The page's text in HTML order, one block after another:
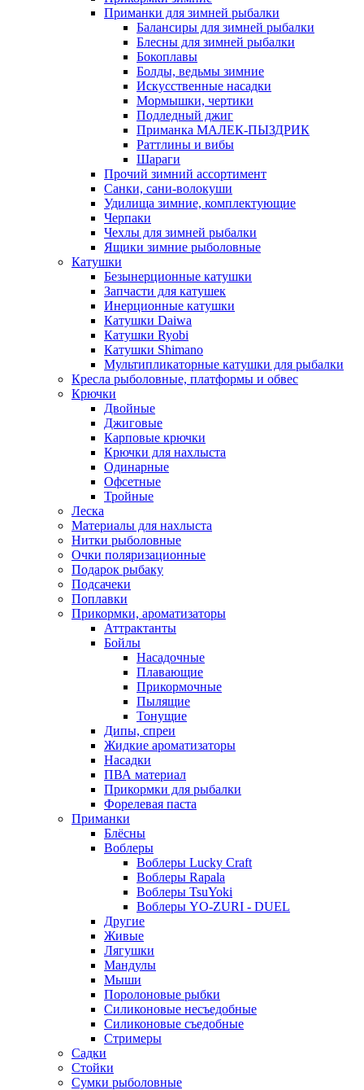
Приманки для зимней рыбалки
Балансиры для зимней рыбалки
Блесны для зимней рыбалки
Бокоплавы
Болды, ведьмы зимние
Искусственные насадки
Мормышки, чертики
Подледный джиг
Приманка МАЛЕК-ПЫЗДРИК
Раттлины и вибы
Шараги
Прочий зимний ассортимент
Санки, сани-волокуши
Удилища зимние, комплектующие
Черпаки
Чехлы для зимней рыбалки
Ящики зимние рыболовные
Катушки
Безынерционные катушки
Запчасти для катушек
Инерционные катушки
Катушки Daiwa
Катушки Ryobi
Катушки Shimano
Мультипликаторные катушки для рыбалки
Кресла рыболовные, платформы и обвес
Крючки
Двойные
Джиговые
Карповые крючки
Крючки для нахлыста
Одинарные
Офсетные
Тройные
Леска
Материалы для нахлыста
Нитки рыболовные
Очки поляризационные
Подарок рыбаку
Подсачеки
Поплавки
Прикормки, ароматизаторы
Аттрактанты
Бойлы
Насадочные
Плавающие
Прикормочные
Пылящие
Тонущие
Дипы, спреи
Жидкие ароматизаторы
Насадки
ПВА материал
Прикормки для рыбалки
Форелевая паста
Приманки
Блёсны
Воблеры
Воблеры Lucky Craft
Воблеры Rapala
Воблеры TsuYoki
Воблеры YO-ZURI - DUEL
Другие
Живые
Лягушки
Мандулы
Мыши
Поролоновые рыбки
Силиконовые несъедобные
Силиконовые съедобные
Стримеры
Садки
Стойки
Сумки рыболовные